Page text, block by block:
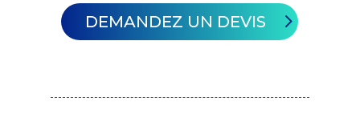
DEMANDEZ UN DEVIS